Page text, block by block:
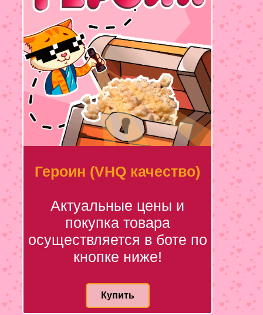
Героин (VHQ качество)
Актуальные цены и
покупка товара
осуществляется в боте по
кнопке ниже!
Купить